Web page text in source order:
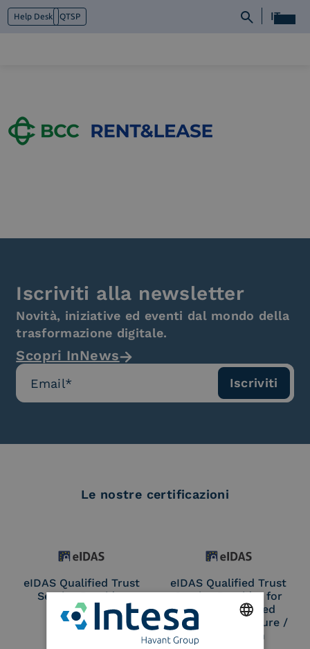
Help Desk QTSP IT
Cosa facciamo
Piattaforme
Iscriviti alla newsletter
Novità, iniziative ed eventi dal mondo della
trasformazione digitale.
Scopri InNews
Le nostre certificazioni
eIDAS Qualified Trust
Service Provider
eIDAS Qualified Trust
Service Provider for
Remote Qualified
Electronic Signature /
Seal Creation